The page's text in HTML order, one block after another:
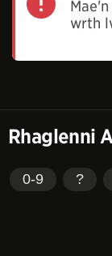
wrth
Rhaglenni
0-9 ?